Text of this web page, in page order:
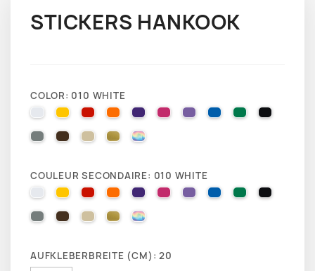
STICKERS HANKOOK
COLOR: 010 WHITE
010 WHITE025 BRIMSTONE YELLOW
031 RED035 PASTEL ORANGE
040 VIOLET
041 PINK043 LAVENDER
051 GENTIAN BLUE
061 GREEN
070
071 GREY080 BROWN
082 BEIGE
091 GOLD000 HOLOGRAPHIQUE
COULEUR SECONDAIRE: 010 WHITE
010 WHITE025 BRIMSTONE YELLOW
031 RED035 PASTEL ORANGE
040 VIOLET
041 PINK043 LAVENDER
051 GENTIAN BLUE
061 GREEN
070
071 GREY080 BROWN
082 BEIGE
091 GOLD000 HOLOGRAPHIQUE
AUFKLEBERBREITE (CM): 20